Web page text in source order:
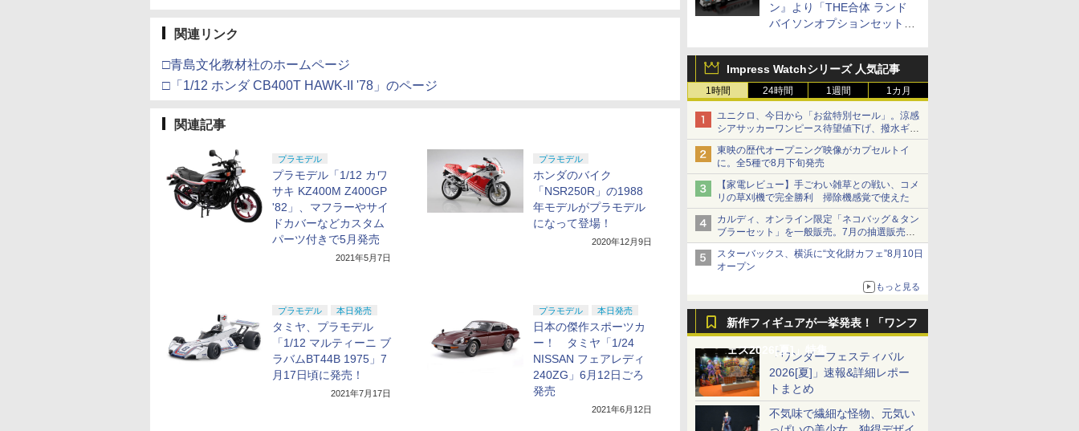
ン』より「THE合体 ランド
バイソンオプションセット」
Impress Watchシリーズ 人気記事
1時間 24時間 1週間 1カ月
ユニクロ、今日から「お盆特別セール」。涼感
シアサッカーワンピース待望値下げ、撥水ギア
ショーツは1990円に
東映の歴代オープニング映像がカプセルトイ
に。全5種で8月下旬発売
【家電レビュー】手ごわい雑草との戦い、コメ
リの草刈機で完全勝利 掃除機感覚で使えた
カルディ、オンライン限定「ネコバッグ＆タン
ブラーセット」を一般販売。7月の抽選販売の
当選無効分
スターバックス、横浜に“文化財カフェ”8月10日
オープン
もっと見る
新作フィギュアが一挙発表！「ワンフ
ェス2026[夏]」特集「ワンダーフェスティバル
2026[夏]」速報&詳細レポー
トまとめ
不気味で繊細な怪物、元気い
関連リンク
□青島文化教材社のホームページ
□「1/12 ホンダ CB400T HAWK-II '78」のページ
関連記事
プラモデル
プラモデル「1/12 カワ
サキ KZ400M Z400GP
'82」、マフラーやサイ
ドカバーなどカスタム
パーツ付きで5月発売
2021年5月7日
プラモデル
ホンダのバイク
「NSR250R」の1988
年モデルがプラモデル
になって登場！
2020年12月9日
プラモデル 本日発売
タミヤ、プラモデル
「1/12 マルティーニ ブ
ラバムBT44B 1975」7
月17日頃に発売！
2021年7月17日
プラモデル 本日発売
日本の傑作スポーツカ
ー！ タミヤ「1/24
NISSAN フェアレディ
240ZG」6月12日ごろ
発売
2021年6月12日